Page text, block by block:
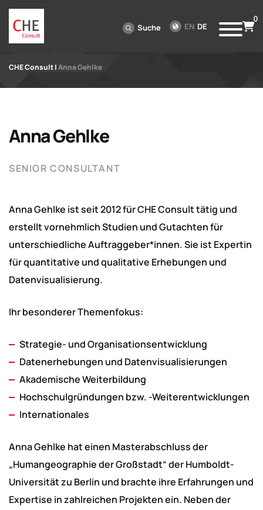
Suche EN DE
0
CHE Consult|Anna Gehlke
Anna Gehlke
SENIOR CONSULTANT
Anna Gehlke ist seit 2012 für CHE Consult tätig und
erstellt vornehmlich Studien und Gutachten für
unterschiedliche Auftraggeber*innen. Sie ist Expertin
für quantitative und qualitative Erhebungen und
Datenvisualisierung.
Ihr besonderer Themenfokus:
Strategie- und Organisationsentwicklung
Datenerhebungen und Datenvisualisierungen
Akademische Weiterbildung
Hochschulgründungen bzw. -Weiterentwicklungen
Internationales
Anna Gehlke hat einen Masterabschluss der
„Humangeographie der Großstadt“ der Humboldt-
Universität zu Berlin und brachte ihre Erfahrungen und
Expertise in zahlreichen Projekten ein. Neben der